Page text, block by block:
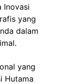
Inovasi
yang
dalam
yang
Hutama